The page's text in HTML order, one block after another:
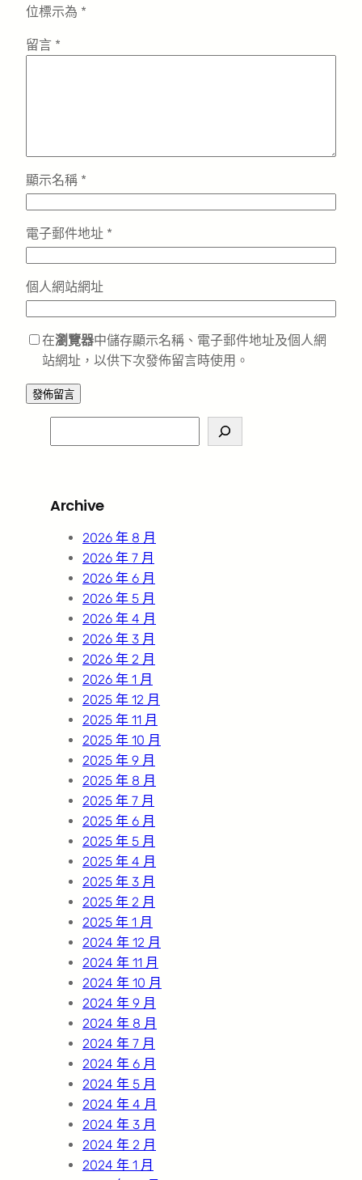
位標示為 *
留言 *
顯示名稱 *
電子郵件地址 *
個人網站網址
在瀏覽器中儲存顯示名稱、電子郵件地址及個人網
站網址，以供下次發佈留言時使用。
e
c
Archive
2026 年 8 月
2026 年 7 月
2026 年 6 月
2026 年 5 月
2026 年 4 月
2026 年 3 月
2026 年 2 月
2026 年 1 月
2025 年 12 月
2025 年 11 月
2025 年 10 月
2025 年 9 月
2025 年 8 月
2025 年 7 月
2025 年 6 月
2025 年 5 月
2025 年 4 月
2025 年 3 月
2025 年 2 月
2025 年 1 月
2024 年 12 月
2024 年 11 月
2024 年 10 月
2024 年 9 月
2024 年 8 月
2024 年 7 月
2024 年 6 月
2024 年 5 月
2024 年 4 月
2024 年 3 月
2024 年 2 月
2024 年 1 月